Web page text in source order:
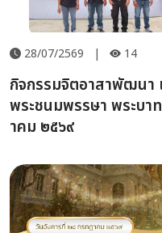
28/07/2569 | 14
กิจกรรมจิตอาสาพัฒนา
พระชนมพรรษา พระบา
าคม ๒๕๖๙